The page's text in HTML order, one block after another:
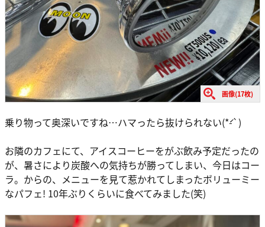
画像(17枚)
乗り物って奥深いですね…ハマったら抜けられない(*́-`)
お隣のカフェにて、アイスコーヒーをがぶ飲み予定だったの
が、暑さにより炭酸への気持ちが勝ってしまい、今日はコー
ラ。からの、メニューを見て惹かれてしまったボリューミー
なパフェ! 10年ぶりくらいに食べてみました(笑)